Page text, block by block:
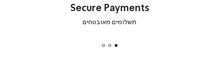
secure
Secure Payments
תשלומים מאובטחים